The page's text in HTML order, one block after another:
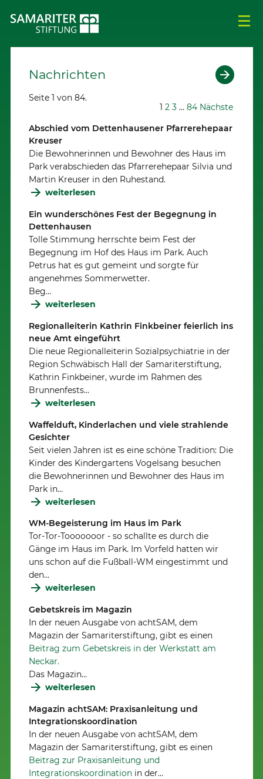
Nachrichten
Seite 1 von 84.
1 2 3 … 84 Nächste
Abschied vom Dettenhausener Pfarrerehepaar
Kreuser
Die Bewohnerinnen und Bewohner des Haus im
Park verabschieden das Pfarrerehepaar Silvia und
Martin Kreuser in den Ruhestand.
weiterlesen
Ein wunderschönes Fest der Begegnung in
Dettenhausen
Tolle Stimmung herrschte beim Fest der
Begegnung im Hof des Haus im Park. Auch
Petrus hat es gut gemeint und sorgte für
angenehmes Sommerwetter.
Beg…
weiterlesen
Regionalleiterin Kathrin Finkbeiner feierlich ins
neue Amt eingeführt
Die neue Regionalleiterin Sozialpsychiatrie in der
Region Schwäbisch Hall der Samariterstiftung,
Kathrin Finkbeiner, wurde im Rahmen des
Brunnenfests…
weiterlesen
Waffelduft, Kinderlachen und viele strahlende
Gesichter
Seit vielen Jahren ist es eine schöne Tradition: Die
Kinder des Kindergartens Vogelsang besuchen
die Bewohnerinnen und Bewohner des Haus im
Park in…
weiterlesen
WM-Begeisterung im Haus im Park
Tor-Tor-Tooooooor - so schallte es durch die
Gänge im Haus im Park. Im Vorfeld hatten wir
uns schon auf die Fußball-WM eingestimmt und
den…
weiterlesen
Gebetskreis im Magazin
In der neuen Ausgabe von achtSAM, dem
Magazin der Samariterstiftung, gibt es einen
Beitrag zum Gebetskreis in der Werkstatt am
Neckar.
Das Magazin…
weiterlesen
Magazin achtSAM: Praxisanleitung und
Integrationskoordination
In der neuen Ausgabe von achtSAM, dem
Magazin der Samariterstiftung, gibt es einen
Beitrag zur Praxisanleitung und
Integrationskoordination in der…